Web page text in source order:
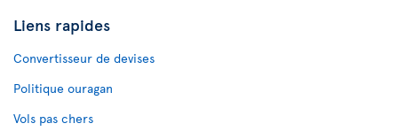
Liens rapides
Convertisseur de devises
Politique ouragan
Vols pas chers